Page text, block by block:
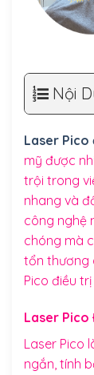
Nội
Laser Pico
mỹ được
trội trong
nhang và
công nghệ
chóng mà
tổn thương
Pico điều
Laser Pico
Laser Pico
ngắn, tính